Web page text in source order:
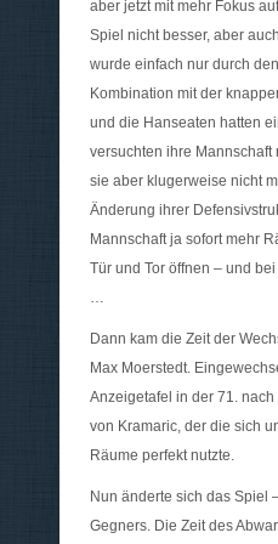
aber jetzt mit mehr Fokus
Spiel nicht besser, aber
wurde einfach nur durch
Kombination mit der
und die Hanseaten hatten
versuchten ihre
sie aber klugerweise nicht
Änderung ihrer
Mannschaft ja sofort mehr
Tür und Tor öffnen – und
…
Dann kam die Zeit der
Max Moerstedt.
Anzeigetafel in der 71.
von Kramaric, der die sich
Räume perfekt nutzte.
Nun änderte sich das Spiel
Gegners. Die Zeit des